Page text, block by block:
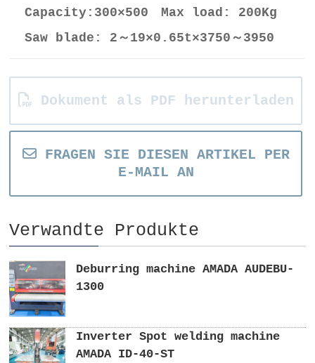
Capacity:300×500 Max load: 200Kg
Saw blade: 2～19×0.65t×3750～3950
Dokument als PDF herunterladen
FRAGEN SIE DIESEN ARTIKEL PER
E-MAIL AN
Verwandte Produkte
Deburring machine AMADA AUDEBU-
1300
Inverter Spot welding machine
AMADA ID-40-ST